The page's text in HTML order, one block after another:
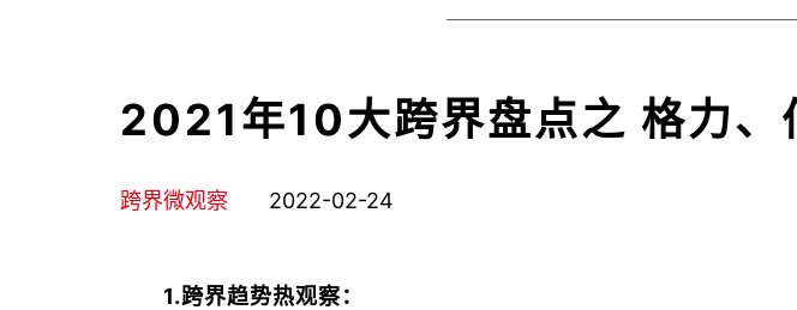
2021年10大跨界盘点之 格力、
跨界微观察 2022-02-24
1.跨界趋势热观察：